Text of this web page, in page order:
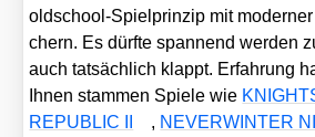
old­school-Spiel­prin­zip mit
chern. Es dürf­te span­nend wer­den
auch tat­säch­lich klappt. Erfah­rung
Ihnen stam­men Spie­le wie
REPUBLIC II
, NEVERWINTER